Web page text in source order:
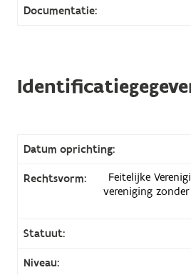
Documentatie:
Datum oprichting:
Rechtsvorm:
Feitelijke
vereniging
Statuut:
Niveau: